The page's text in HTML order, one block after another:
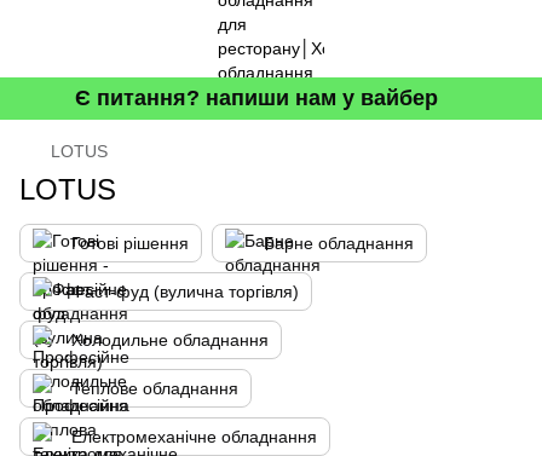
Є питання? напиши нам у вайбер
LOTUS
LOTUS
Готові рішення Барне обладнання
Фаст-фуд (вулична торгівля)
Холодильне обладнання
Теплове обладнання
Електромеханічне обладнання